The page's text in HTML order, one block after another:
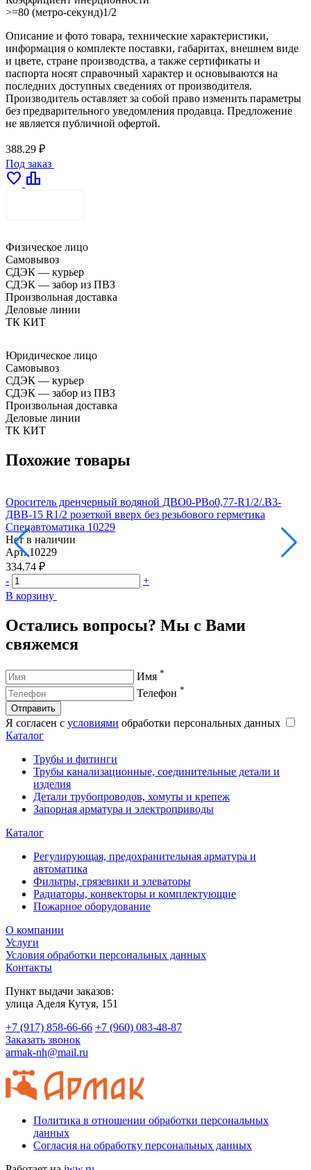
>=80 (метро-секунд)1/2
Описание и фото товара, технические характеристики,
информация о комплекте поставки, габаритах, внешнем виде
и цвете, стране производства, а также сертификаты и
паспорта носят справочный характер и основываются на
последних доступных сведениях от производителя.
Производитель оставляет за собой право изменить параметры
без предварительного уведомления продавца. Предложение
не является публичной офертой.
388.29 ₽
Под заказ
favorite leaderboard
Физическое лицо
Самовывоз
СДЭК — курьер
СДЭК — забор из ПВЗ
Произвольная доставка
Деловые линии
ТК КИТ
Юридическое лицо
Самовывоз
СДЭК — курьер
СДЭК — забор из ПВЗ
Произвольная доставка
Деловые линии
ТК КИТ
Похожие товары
Ороситель дренчерный водяной ДВО0-РВо0,77-R1/2/.В3-
ДВВ-15 R1/2 розеткой вверх без резьбового герметика
Спецавтоматика 10229
Нет в наличии
Арт. 10229
334.74 ₽
-
+
В корзину
Остались вопросы? Мы с Вами
свяжемся
Имя *
Телефон *
Отправить
Я согласен с условиями обработки персональных данных
Каталог
Трубы и фитинги
Трубы канализационные, соединительные детали и
изделия
Детали трубопроводов, хомуты и крепеж
Запорная арматура и электроприводы
Каталог
Регулирующая, предохранительная арматура и
автоматика
Фильтры, грязевики и элеваторы
Радиаторы, конвекторы и комплектующие
Пожарное оборудование
О компании
Услуги
Условия обработки персональных данных
Контакты
Пункт выдачи заказов:
​улица Аделя Кутуя, 151
+7 (917) 858-66-66 +7 (960) 083-48-87
Заказать звонок
armak-nh@mail.ru
Политика в отношении обработки персональных
данных
Согласия на обработку персональных данных